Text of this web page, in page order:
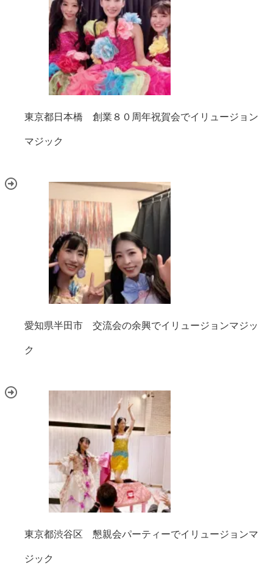
東京都日本橋 創業８０周年祝賀会でイリュージョン
マジック
愛知県半田市 交流会の余興でイリュージョンマジッ
ク
東京都渋谷区 懇親会パーティーでイリュージョンマ
ジック